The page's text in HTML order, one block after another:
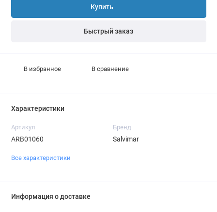
Купить
Быстрый заказ
В избранное В сравнение
Характеристики
Артикул
ARB01060
Бренд
Salvimar
Все характеристики
Информация о доставке